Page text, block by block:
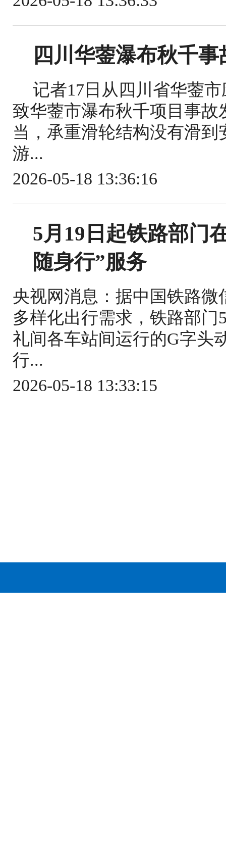
四川华蓥瀑布秋千
记者17日从四川省华蓥
致华蓥市瀑布秋千项目事
当，承重滑轮结构没有滑
游...
2026-05-18 13:36:16
5月19日起铁路部门
随身行”服务
央视网消息：据中国铁路
多样化出行需求，铁路部门
礼间各车站间运行的G字头
行...
2026-05-18 13:33:15